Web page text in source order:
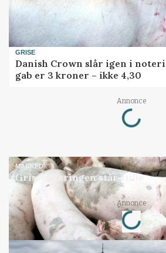
GRISE
Danish Crown slår igen i
gab er 3 kroner – ikke 4,30
Annonce
Loading...
MARKED
Grisenoteringen står stille
Annonce
Loading...